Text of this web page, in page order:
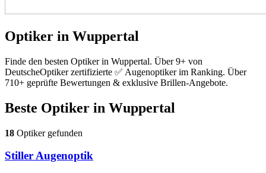
Optiker in Wuppertal
Finde den besten Optiker in Wuppertal. Über 9+ von
DeutscheOptiker zertifizierte ✅ Augenoptiker im Ranking. Über
710+ geprüfte Bewertungen & exklusive Brillen-Angebote.
Beste Optiker in Wuppertal
18 Optiker gefunden
Stiller Augenoptik